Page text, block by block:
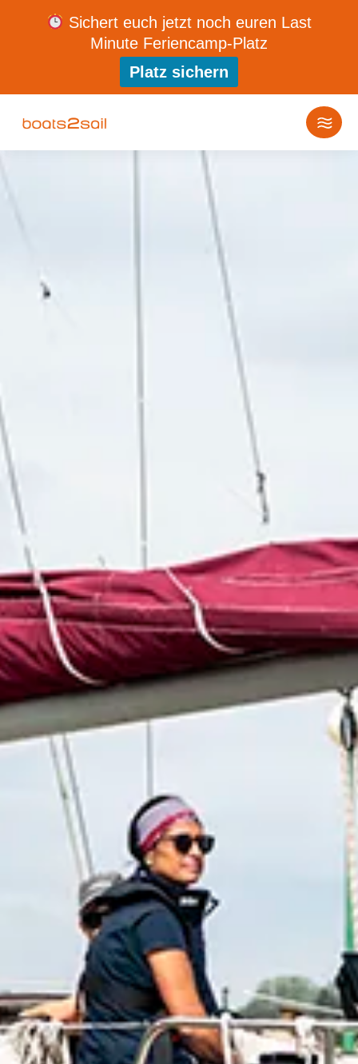
Sichert euch jetzt noch euren Last
Minute Feriencamp-Platz
Platz sichern